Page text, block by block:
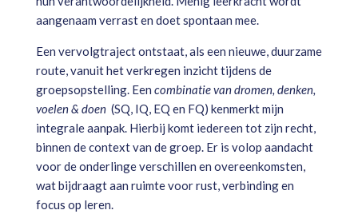
aangenaam verrast en doet spontaan mee.
Een vervolgtraject ontstaat, als een nieuwe, duurzame
route, vanuit het verkregen inzicht tijdens de
groepsopstelling. Een combinatie van dromen, denken,
voelen & doen(SQ, IQ, EQ en FQ) kenmerkt mijn
integrale aanpak. Hierbij komt iedereen tot zijn recht,
binnen de context van de groep. Er is volop aandacht
voor de onderlinge verschillen en overeenkomsten,
wat bijdraagt aan ruimte voor rust, verbinding en
focus op leren.